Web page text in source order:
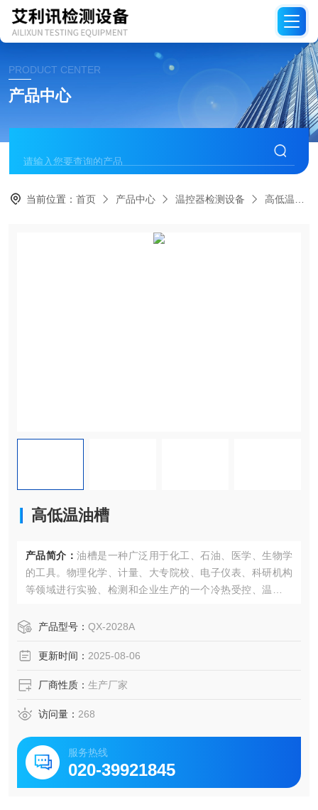
PRODUCT CENTER
产品中心
当前位置：首页 产品中心 温控器检测设备 高低温油槽
高低温油槽
产品简介： 油槽是一种广泛用于化工、石油、医学、生物学
的工具。物理化学、计量、大专院校、电子仪表、科研机构
等领域进行实验、检测和企业生产的一个冷热受控、温度均
试，恒温糟控制系统采用PID自动控制，触摸屏显示，通过水
产品型号： QX-2028A
更新时间： 2025-08-06
厂商性质： 生产厂家
访问量： 268
服务热线
020-39921845